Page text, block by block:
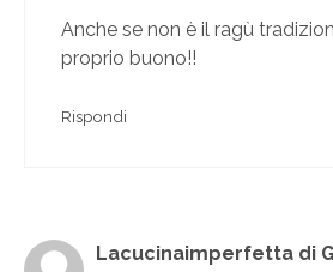
Anche se non è il ragù
proprio buono!!
Rispondi
Lacucinaimperfetta di